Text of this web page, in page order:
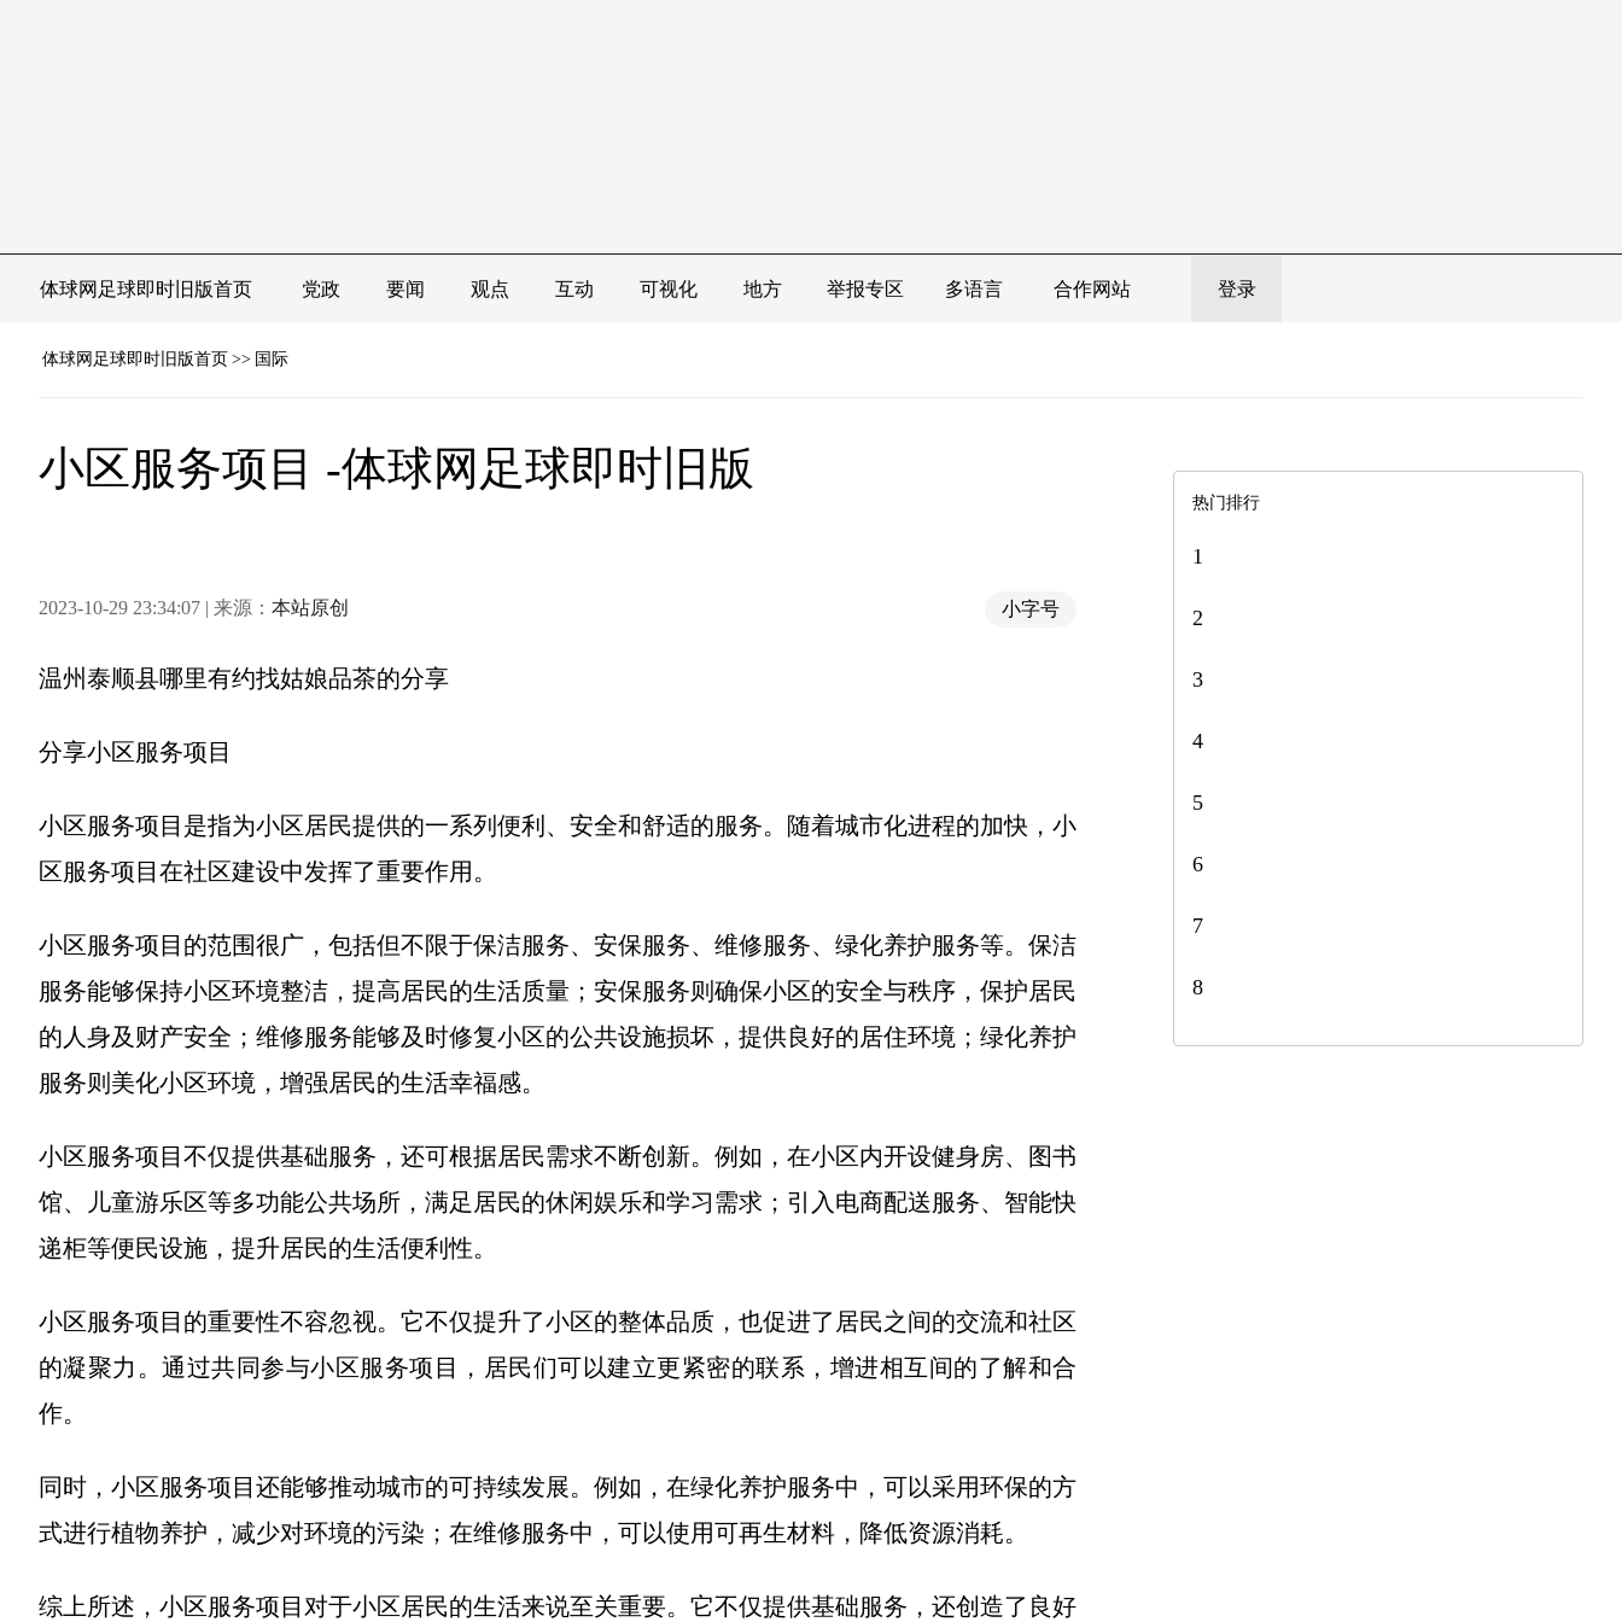
体球网足球即时旧版首页 党政 要闻 观点 互动 可视化 地方 举报专区 多语言 合作网站 登录
体球网足球即时旧版首页 >> 国际
小区服务项目 -体球网足球即时旧版
2023-10-29 23:34:07 | 来源： 本站原创 小字号
温州泰顺县哪里有约找姑娘品茶的分享
分享小区服务项目
小区服务项目是指为小区居民提供的一系列便利、安全和舒适的服务。随着城市化进程的加快，小
区服务项目在社区建设中发挥了重要作用。
小区服务项目的范围很广，包括但不限于保洁服务、安保服务、维修服务、绿化养护服务等。保洁
服务能够保持小区环境整洁，提高居民的生活质量；安保服务则确保小区的安全与秩序，保护居民
的人身及财产安全；维修服务能够及时修复小区的公共设施损坏，提供良好的居住环境；绿化养护
服务则美化小区环境，增强居民的生活幸福感。
小区服务项目不仅提供基础服务，还可根据居民需求不断创新。例如，在小区内开设健身房、图书
馆、儿童游乐区等多功能公共场所，满足居民的休闲娱乐和学习需求；引入电商配送服务、智能快
递柜等便民设施，提升居民的生活便利性。
小区服务项目的重要性不容忽视。它不仅提升了小区的整体品质，也促进了居民之间的交流和社区
的凝聚力。通过共同参与小区服务项目，居民们可以建立更紧密的联系，增进相互间的了解和合
作。
同时，小区服务项目还能够推动城市的可持续发展。例如，在绿化养护服务中，可以采用环保的方
式进行植物养护，减少对环境的污染；在维修服务中，可以使用可再生材料，降低资源消耗。
综上所述，小区服务项目对于小区居民的生活来说至关重要。它不仅提供基础服务，还创造了良好
热门排行
1
2
3
4
5
6
7
8